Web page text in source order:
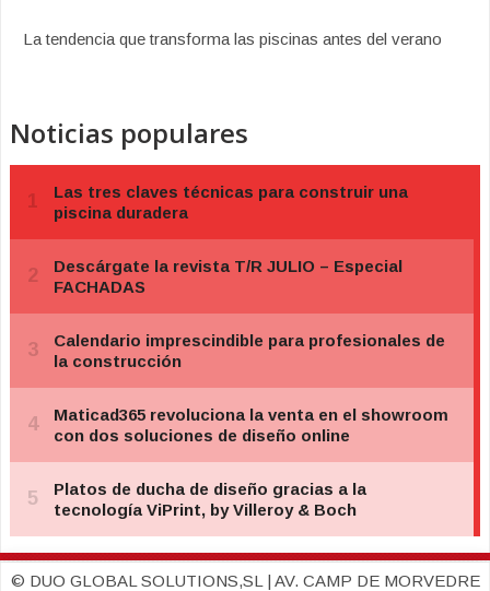
La tendencia que transforma las piscinas antes del verano
Noticias populares
© DUO GLOBAL SOLUTIONS,SL | AV. CAMP DE MORVEDRE